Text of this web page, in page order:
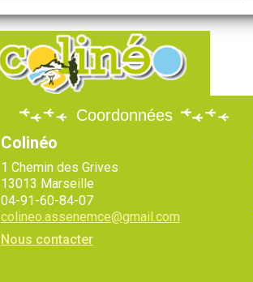
Coordonnées
Colinéo
1 Chemin des Grives
13013 Marseille
04-91-60-84-07
colineo.assenemce@gmail.com
Nous contacter